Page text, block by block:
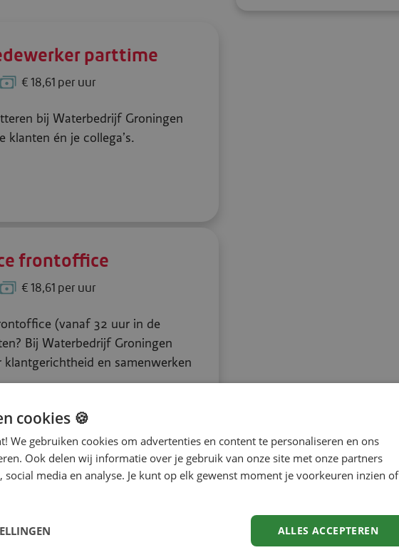
parttime
€ 18,61 per uur
bij Waterbedrijf Groningen
klanten én je collega’s.
frontoffice
€ 18,61 per uur
(vanaf 32 uur in de
Bij Waterbedrijf Groningen
en samenwerken
3 € 18,87 per uur
cookies 🍪
We gebruiken cookies om advertenties en content te personaliseren en ons
Ook delen wij informatie over je gebruik van onze site met onze partners
social media en analyse. Je kunt op elk gewenst moment je voorkeuren inzien of
ALLES ACCEPTEREN